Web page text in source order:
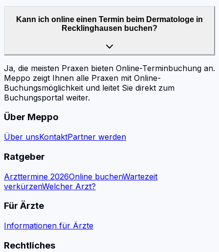
Kann ich online einen Termin beim Dermatologe in
Recklinghausen buchen?
Ja, die meisten Praxen bieten Online-Terminbuchung an.
Meppo zeigt Ihnen alle Praxen mit Online-
Buchungsmöglichkeit und leitet Sie direkt zum
Buchungsportal weiter.
Über Meppo
Über unsKontaktPartner werden
Ratgeber
Arzttermine 2026Online buchenWartezeit
verkürzenWelcher Arzt?
Für Ärzte
Informationen für Ärzte
Rechtliches